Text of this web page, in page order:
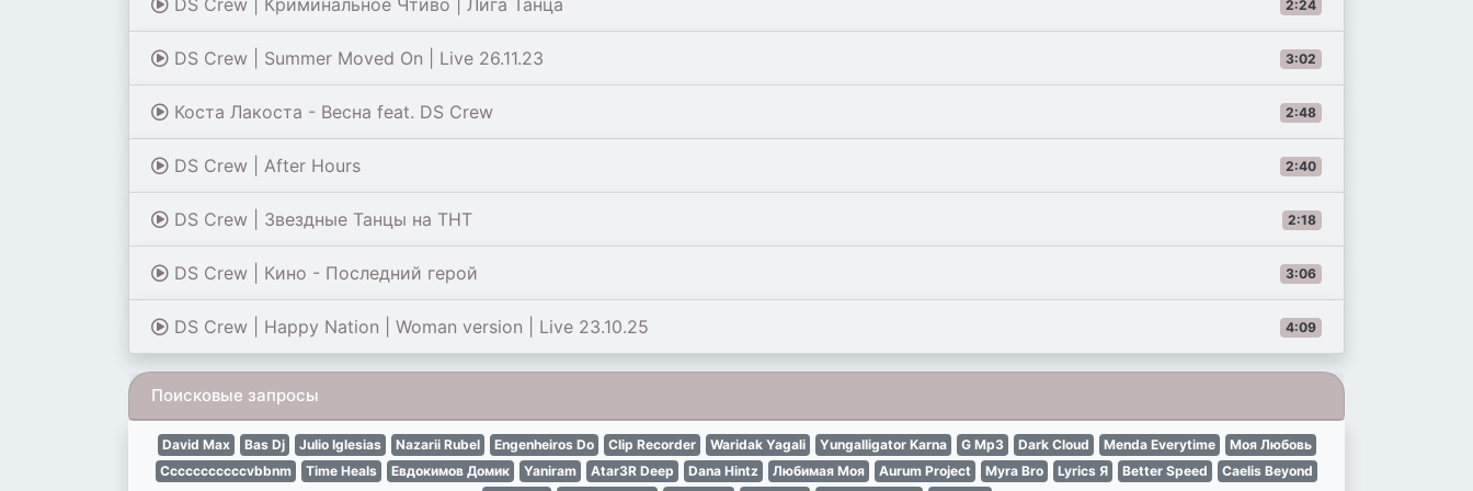
2:24
DS Crew | Криминальное Чтиво | Лига Танца
3:02
DS Crew | Summer Moved On | Live 26.11.23
2:48
Коста Лакоста - Весна feat. DS Crew
2:40
DS Crew | After Hours
2:18
DS Crew | Звездные Танцы на ТHT
3:06
DS Crew | Кино - Последний герой
4:09
DS Crew | Happy Nation | Woman version | Live 23.10.25
Поисковые запросы
David Max Bas Dj Julio Iglesias Nazarii Rubel Engenheiros Do Clip Recorder Waridak Yagali Yungalligator Karna G Mp3 Dark Cloud Menda Everytime
Моя Любовь
Cccccccccccvbbnm
Time Heals Евдокимов Домик Yaniram Atar3R Deep Dana Hintz Любимая Моя Aurum Project Myra Bro Lyrics Я Better Speed
Caelis Beyond